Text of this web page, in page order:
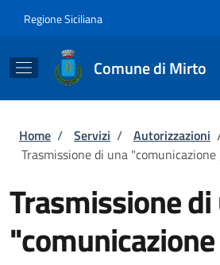
Regione Siciliana
Comune di Mirto
Briciole di pane
Home / Servizi / Autorizzazioni
Trasmissione di una
Trasmissione